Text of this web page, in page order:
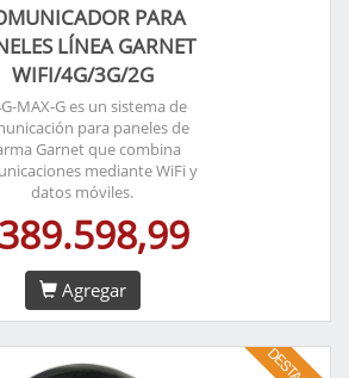
PARA
LÍNEA GARNET
WIFI/4G/3G/2G
MAX-G es un sistema de
para paneles de
Garnet que combina
mediante WiFi y
datos móviles.
Agregar